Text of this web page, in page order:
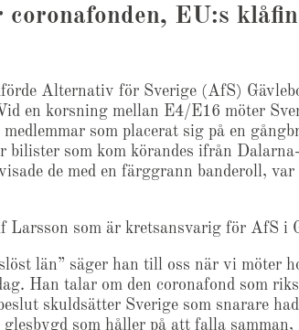
EU:s
Alternativ för Sverige (AfS)
en korsning mellan E4/E16 möter
som placerat sig på en
bilister som kom körandes ifrån
de med en färggrann banderoll,
Larsson som är kretsansvarig för AfS i
län” säger han till oss när vi möter
Han talar om den coronafond som
skuldsätter Sverige som snarare
glesbygd som håller på att falla samman,